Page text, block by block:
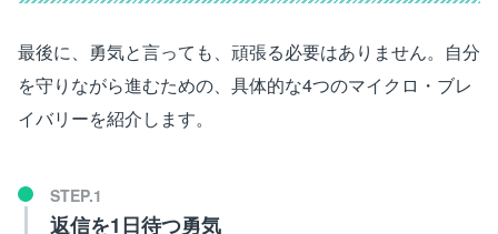
最後に、勇気と言っても、頑張る必要はありません。自分
を守りながら進むための、具体的な4つのマイクロ・ブレ
イバリーを紹介します。
返信を1日待つ勇気